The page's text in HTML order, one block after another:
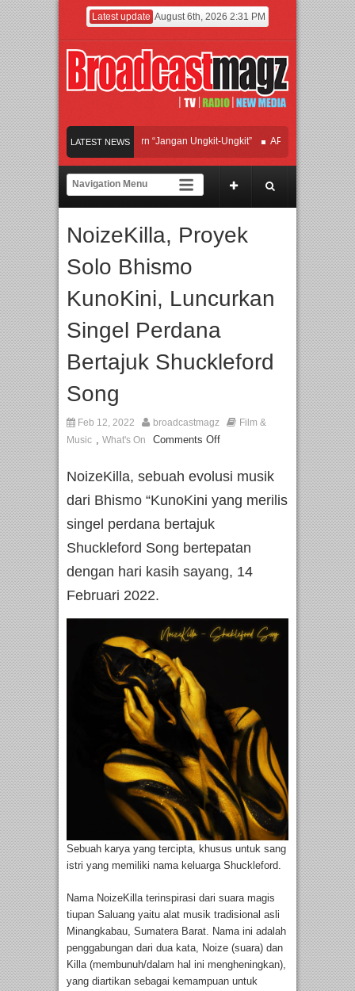
Latest update August 6th, 2026 2:31 PM
LATEST NEWS
Hadirkan Hipdut Modern “Jangan Ungkit-Ungkit” APMF 2026 Dorong
Perpaduan Warisan Dan Semangat Lokal, BIRKENSTOCK INDONESIA
Orchestra Presents The Beatles & Queen – feat. Marcello Tahitoe dan
NoizeKilla, Proyek
Solo Bhismo
KunoKini, Luncurkan
Singel Perdana
Bertajuk Shuckleford
Song
Feb 12, 2022 broadcastmagz
Film &
Music , What's On Comments Off
NoizeKilla, sebuah evolusi musik
dari Bhismo “KunoKini yang merilis
singel perdana bertajuk
Shuckleford Song bertepatan
dengan hari kasih sayang, 14
Februari 2022.
Sebuah karya yang tercipta, khusus untuk sang
istri yang memiliki nama keluarga Shuckleford.
Nama NoizeKilla terinspirasi dari suara magis
tiupan Saluang yaitu alat musik tradisional asli
Minangkabau, Sumatera Barat. Nama ini adalah
penggabungan dari dua kata, Noize (suara) dan
Killa (membunuh/dalam hal ini mengheningkan),
yang diartikan sebagai kemampuan untuk